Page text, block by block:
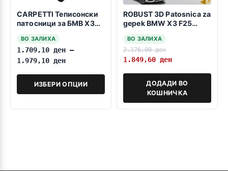
CARPETTI Теписонски
патосници за БМВ Х3
ВО ЗАЛИХА
1.709,10 ден –
1.979,10 ден
ИЗБЕРИ ОПЦИИ
ROBUST 3D Patosnica za
gepek BMW X3 F25
ВО ЗАЛИХА
2.176,00ден
1.849,60 ден
ДОДАДИ ВО
КОШНИЧКА